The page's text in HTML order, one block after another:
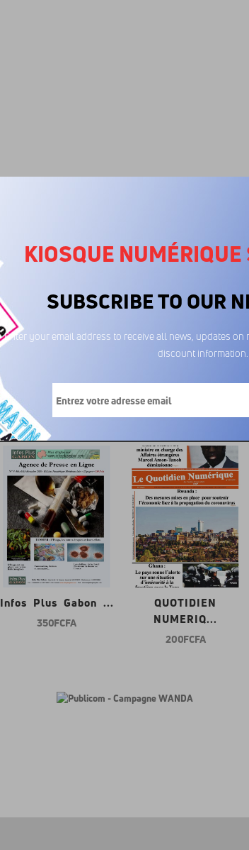
29/12/2025
600FCFA 600FCFA
Infos Plus Gabon ...
350 FCFA
QUOTIDIEN
NUMERIQ...
200 FCFA
KIOSQUE NUMÉRIQUE
SUBSCRIBE TO OUR
Enter your email address to receive all news, updates
discount information.